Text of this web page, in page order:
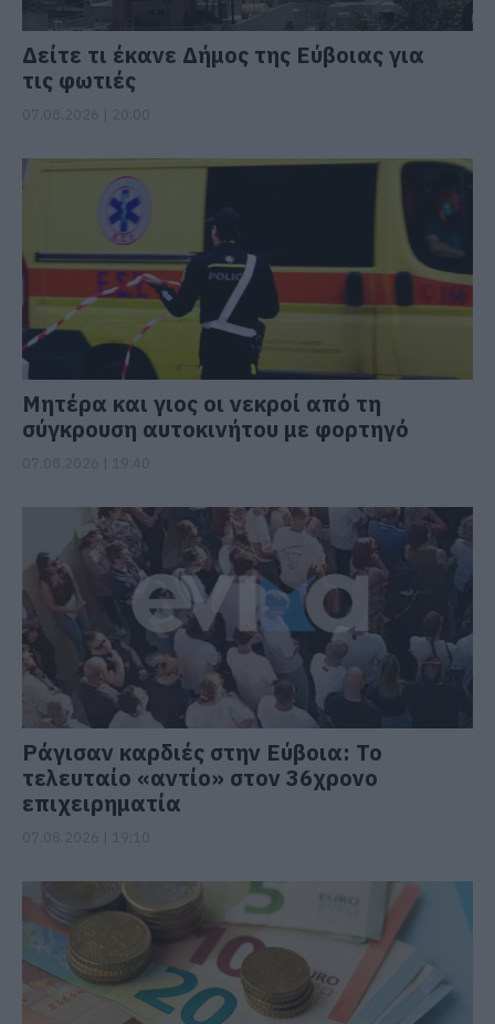
Δείτε τι έκανε Δήμος της Εύβοιας για
τις φωτιές
Μητέρα και γιος οι νεκροί από τη
σύγκρουση αυτοκινήτου με φορτηγό
Ράγισαν καρδιές στην Εύβοια: Το
τελευταίο «αντίο» στον 36χρονο
επιχειρηματία